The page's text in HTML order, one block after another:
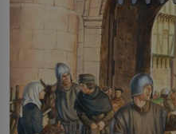
Francie, kde se traduje,